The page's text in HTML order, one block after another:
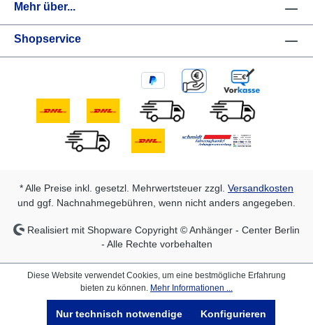
Mehr über...
Shopservice
* Alle Preise inkl. gesetzl. Mehrwertsteuer zzgl. Versandkosten
und ggf. Nachnahmegebühren, wenn nicht anders angegeben.
Realisiert mit Shopware Copyright © Anhänger - Center Berlin
- Alle Rechte vorbehalten
Diese Website verwendet Cookies, um eine bestmögliche Erfahrung
bieten zu können. Mehr Informationen ...
Nur technisch notwendige Konfigurieren